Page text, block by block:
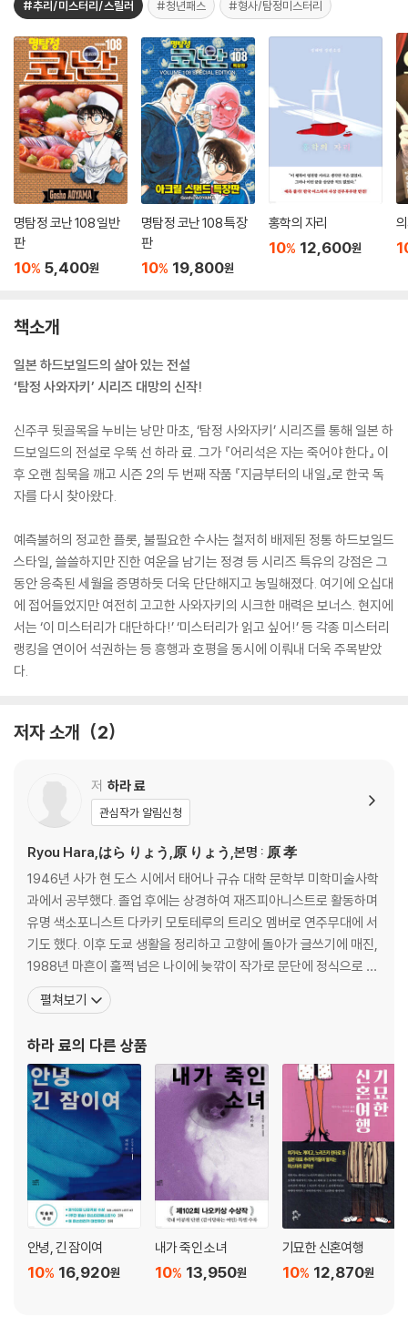
#추리/미스터리/스릴러 #청년패스 #형사/탐정미스터리
명탐정 코난 108 일반
판
10% 5,400원
명탐정 코난 108 특장
판
10% 19,800원
홍학의 자리
10% 12,600원
책소개
일본 하드보일드의 살아 있는 전설
‘탐정 사와자키’ 시리즈 대망의 신작!
신주쿠 뒷골목을 누비는 낭만 마초, ‘탐정 사와자키’ 시리즈를 통해 일본 하
드보일드의 전설로 우뚝 선 하라 료. 그가 『어리석은 자는 죽어야 한다』 이
후 오랜 침묵을 깨고 시즌 2의 두 번째 작품 『지금부터의 내일』로 한국 독
자를 다시 찾아왔다.
예측불허의 정교한 플롯, 불필요한 수사는 철저히 배제된 정통 하드보일드
스타일, 쓸쓸하지만 진한 여운을 남기는 정경 등 시리즈 특유의 강점은 그
동안 응축된 세월을 증명하듯 더욱 단단해지고 농밀해졌다. 여기에 오십대
에 접어들었지만 여전히 고고한 사와자키의 시크한 매력은 보너스. 현지에
서는 ‘이 미스터리가 대단하다!’ ‘미스터리가 읽고 싶어!’ 등 각종 미스터리
랭킹을 연이어 석권하는 등 흥행과 호평을 동시에 이뤄내 더욱 주목받았
다.
저자 소개 2
저 하라 료
관심작가 알림신청
Ryou Hara,はら りょう,原 りょう,본명 : 原 孝
1946년 사가 현 도스 시에서 태어나 규슈 대학 문학부 미학미술사학
과에서 공부했다. 졸업 후에는 상경하여 재즈피아니스트로 활동하며
유명 색소포니스트 다카키 모토테루의 트리오 멤버로 연주무대에 서
기도 했다. 이후 도쿄 생활을 정리하고 고향에 돌아가 글쓰기에 매진,
1988년 마흔이 훌쩍 넘은 나이에 늦깎이 작가로 문단에 정식으로 발
을 들였다. 데뷔작 『그리고 밤은 되살아난다』는 중년의 사립탐정 ‘사
와자키’가 주인공으로 등장하는 하드보일드물로, 문단에 신선한 바
발표한 탐정 사와자키 시리즈 두 번째 작품 『내가 죽인 소
펼쳐보기
하라 료의 다른 상품
안녕, 긴 잠이여
16,920원
10%
내가 죽인 소녀
13,950원
10%
기묘한 신혼여행
12,870원
10%